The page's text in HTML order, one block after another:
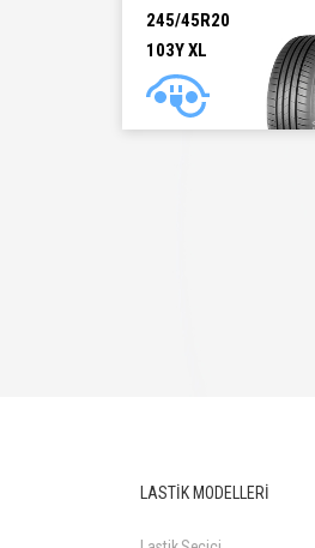
245/45R20
103Y XL
LASTİK MODELLERİ